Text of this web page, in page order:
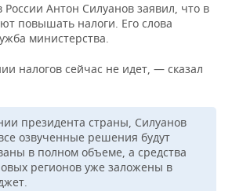
Антон Силуанов заявил, что в
повышать налоги. Его слова
министерства.
налогов сейчас не идет, — сказал
президента страны, Силуанов
озвученные решения будут
в полном объеме, а средства
регионов уже заложены в